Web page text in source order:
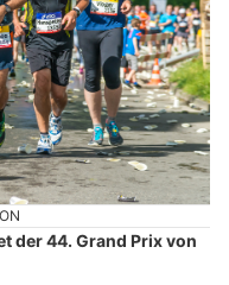
der 44. Grand Prix von